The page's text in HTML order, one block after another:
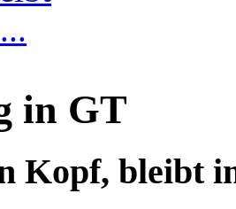
in GT
Kopf, bleibt